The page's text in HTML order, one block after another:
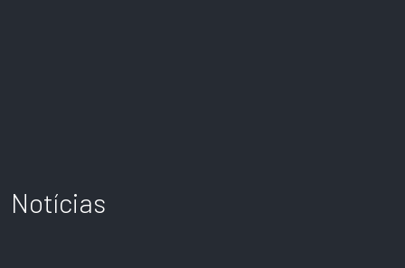
Notícias